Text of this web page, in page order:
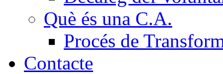
Què és una C.A.
Procés de
Contacte